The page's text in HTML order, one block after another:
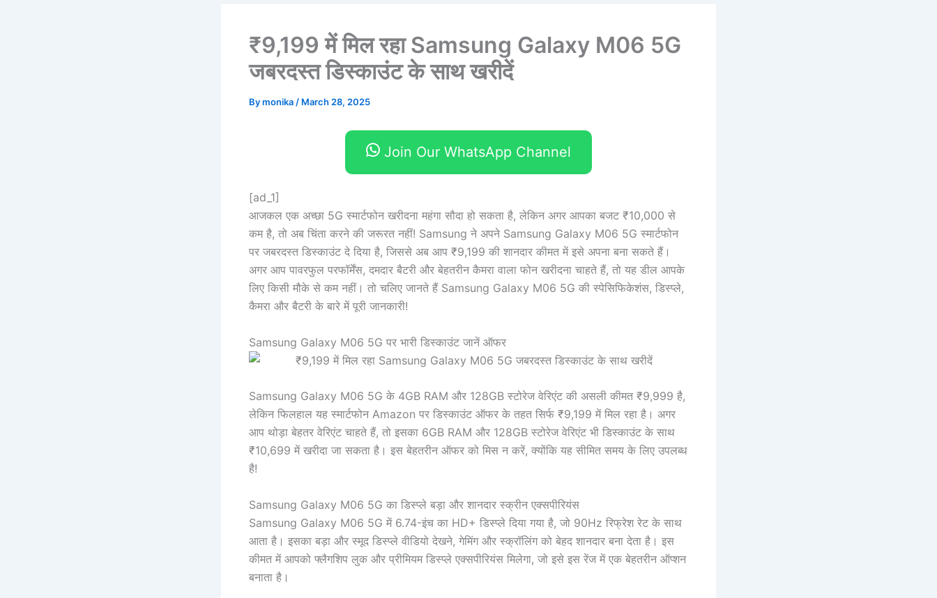
₹9,199 में मिल रहा Samsung Galaxy M06 5G
जबरदस्त डिस्काउंट के साथ खरीदें
Bymonika / March 28, 2025
Join Our WhatsApp Channel
[ad_1]
आजकल एक अच्छा 5G स्मार्टफोन खरीदना महंगा सौदा हो सकता है, लेकिन अगर आपका बजट ₹10,000 से
कम है, तो अब चिंता करने की जरूरत नहीं! Samsung ने अपने Samsung Galaxy M06 5G स्मार्टफोन
पर जबरदस्त डिस्काउंट दे दिया है, जिससे अब आप ₹9,199 की शानदार कीमत में इसे अपना बना सकते हैं।
अगर आप पावरफुल परफॉर्मेंस, दमदार बैटरी और बेहतरीन कैमरा वाला फोन खरीदना चाहते हैं, तो यह डील आपके
लिए किसी मौके से कम नहीं। तो चलिए जानते हैं Samsung Galaxy M06 5G की स्पेसिफिकेशंस, डिस्प्ले,
कैमरा और बैटरी के बारे में पूरी जानकारी!
Samsung Galaxy M06 5G पर भारी डिस्काउंट जानें ऑफर
Samsung Galaxy M06 5G के 4GB RAM और 128GB स्टोरेज वेरिएंट की असली कीमत ₹9,999 है,
लेकिन फिलहाल यह स्मार्टफोन Amazon पर डिस्काउंट ऑफर के तहत सिर्फ ₹9,199 में मिल रहा है। अगर
आप थोड़ा बेहतर वेरिएंट चाहते हैं, तो इसका 6GB RAM और 128GB स्टोरेज वेरिएंट भी डिस्काउंट के साथ
₹10,699 में खरीदा जा सकता है। इस बेहतरीन ऑफर को मिस न करें, क्योंकि यह सीमित समय के लिए उपलब्ध
है!
Samsung Galaxy M06 5G का डिस्प्ले बड़ा और शानदार स्क्रीन एक्सपीरियंस
Samsung Galaxy M06 5G में 6.74-इंच का HD+ डिस्प्ले दिया गया है, जो 90Hz रिफ्रेश रेट के साथ
आता है। इसका बड़ा और स्मूद डिस्प्ले वीडियो देखने, गेमिंग और स्क्रॉलिंग को बेहद शानदार बना देता है। इस
कीमत में आपको फ्लैगशिप लुक और प्रीमियम डिस्प्ले एक्सपीरियंस मिलेगा, जो इसे इस रेंज में एक बेहतरीन ऑप्शन
बनाता है।